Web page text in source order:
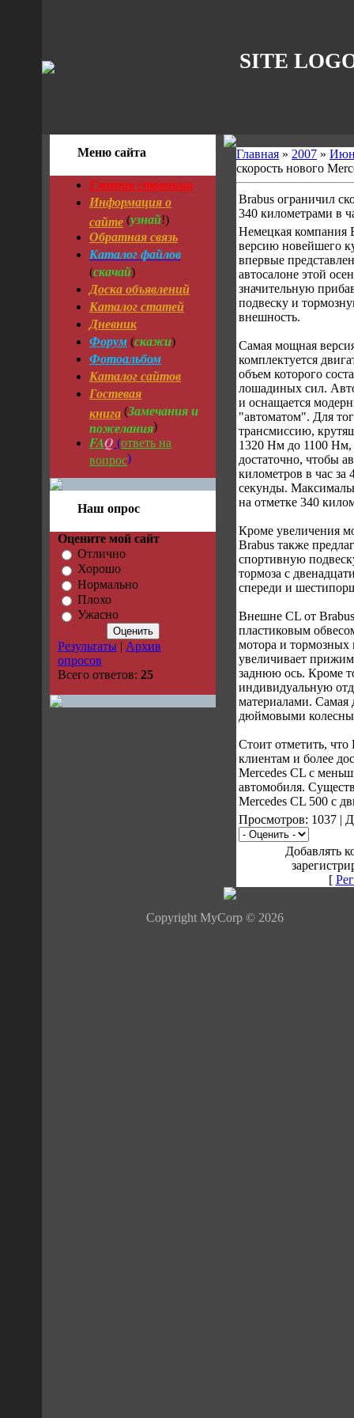
SITE
Меню сайта
Главная страница
Информация о
сайте (узнай!)
Обратная связь
Каталог файлов
(скачай)
Доска объявлений
Каталог статей
Дневник
Форум (скажи)
Фотоальбом
Каталог сайтов
Гостевая
книга (Замечания и
пожелания)
FAQ (ответь на
вопрос)
Наш опрос
Оцените мой сайт
Отлично
Хорошо
Нормально
Плохо
Ужасно
Результаты | Архив
опросов
Всего ответов: 25
Главная » 2007 »
скорость нового
Brabus ограничил
340 километрами в
Немецкая компания
версию новейшего
впервые
автосалоне этой
значительную
подвеску и
внешность.
Самая мощная
комплектуется
объем которого
лошадиных сил.
и оснащается
"автоматом". Для
трансмиссию,
1320 Нм до 1100 Нм,
достаточно, чтобы
километров в час за
секунды.
на отметке 340
Кроме увеличения
Brabus также
спортивную
тормоза с
спереди и
Внешне CL от
пластиковым
мотора и тормозных
увеличивает
заднюю ось. Кроме
индивидуальную
материалами. Самая
дюймовыми
Стоит отметить, что
клиентам и более
Mercedes CL с
автомобиля.
Mercedes CL 500 с
Просмотров: 1037 |
Добавлять
[
Copyright MyCorp © 2026